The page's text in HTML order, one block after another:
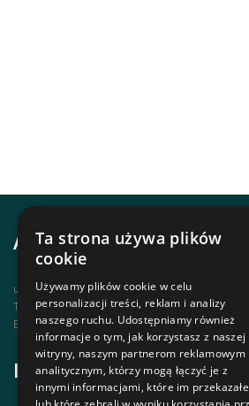
Adres i kontakt
ul. Krupówki 12, 34-500 Zakopane
Telefon | +48 1820 630 12
Email | biuro@zakopanepttk.pl
Informacje
Ta strona używa plików
cookie
Używamy plików cookie w celu
personalizacji treści, reklam i analizy
naszego ruchu. Udostępniamy również
informacje o tym, jak korzystasz z naszej
witryny, naszym partnerom reklamowym i
analitycznym, którzy mogą łączyć je z
innymi informacjami, które im